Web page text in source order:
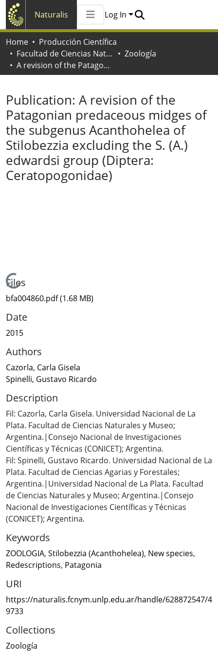
Naturalis
All of Naturalis
Log In
Home
Producción Científica
Facultad de Ciencias Naturales y Museo
Zoología
A revision of the Patagonian predaceous midges of the subgenus Acanthohelea of Stilobezzia excluding the S. (A.) edwardsi group (Diptera: Ceratopogonidae)
Publication: A revision of the
Patagonian predaceous midges of
the subgenus Acanthohelea of
Stilobezzia excluding the S. (A.)
edwardsi group (Diptera:
Ceratopogonidae)
Loading...
Files
bfa004860.pdf(1.68 MB)
Date
2015
Authors
Cazorla, Carla Gisela
Spinelli, Gustavo Ricardo
Description
Fil: Cazorla, Carla Gisela. Universidad Nacional de La
Plata. Facultad de Ciencias Naturales y Museo;
Argentina.|Consejo Nacional de Investigaciones
Científicas y Técnicas (CONICET); Argentina.
Fil: Spinelli, Gustavo Ricardo. Universidad Nacional de La
Plata. Facultad de Ciencias Agarias y Forestales;
Argentina.|Universidad Nacional de La Plata. Facultad
de Ciencias Naturales y Museo; Argentina.|Consejo
Nacional de Investigaciones Científicas y Técnicas
(CONICET); Argentina.
Keywords
ZOOLOGIA, Stilobezzia (Acanthohelea), New species,
Redescriptions, Patagonia
URI
https://naturalis.fcnym.unlp.edu.ar/handle/628872547/4
9733
Collections
Zoología